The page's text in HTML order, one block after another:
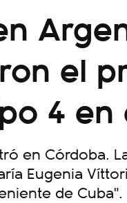
el
4 en
en Córdoba.
Eugenia
de Cuba".